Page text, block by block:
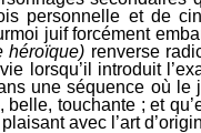
personnelle et de
juif forcément
héroïque) renverse
lorsqu’il introduit
une séquence où le
touchante ; et
avec l’art